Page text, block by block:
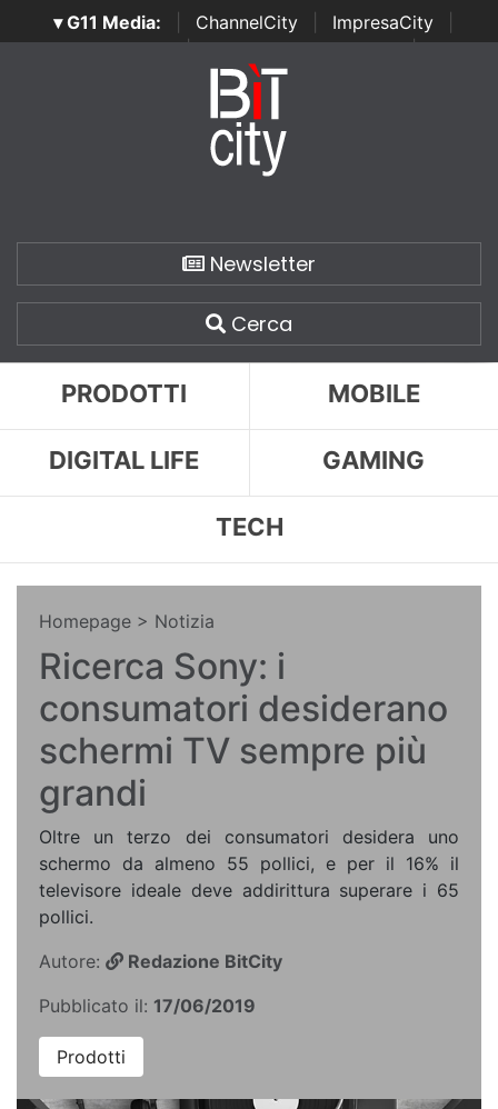
▾ G11 Media: ChannelCity ImpresaCity
SecurityOpenLab | Italian Channel Awards | Italian
Italian Security Awards
Newsletter
Cerca
PRODOTTI MOBILE
DIGITAL LIFE GAMING
TECH
Homepage > Notizia
Ricerca Sony: i
consumatori desiderano
schermi TV sempre più
grandi
Oltre un terzo dei consumatori desidera uno
schermo da almeno 55 pollici, e per il 16% il
televisore ideale deve addirittura superare i 65
pollici.
Autore:
Redazione BitCity
Pubblicato il: 17/06/2019
Prodotti